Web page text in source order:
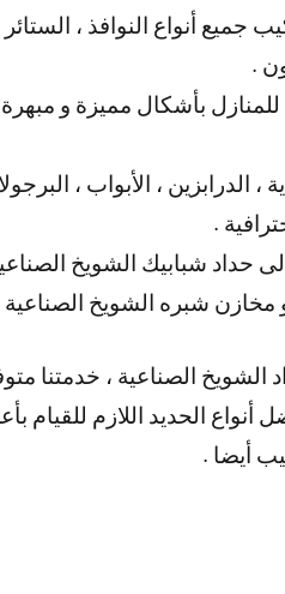
أنواع النوافذ ،
.
بأشكال مميزة و مبهرة
الدرابزين ، الأبواب ،
.
حداد شبابيك الشويخ
مخازن شبره الشويخ
الحديد اللازم للقيام
أيضا .